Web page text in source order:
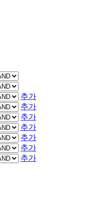
추가
추가
추가
추가
추가
추가
추가